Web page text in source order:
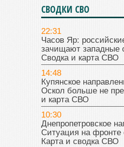
СВОДКИ СВО
22:31
Часов Яр:
зачищают западные
Сводка и карта СВО
14:48
Купянское
Оскол больше не
и карта СВО
10:30
Днепропетровское
Ситуация на фронте
Карта и сводка СВО